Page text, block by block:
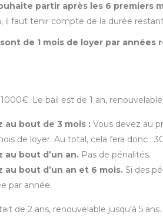
partir après les 6 premiers
il faut tenir compte de la durée
de 1 mois de loyer par
Le bail est de 1 an, renouvelable
au bout de 3 mois : Vous devez au
de loyer. Au total, cela fera donc :
au bout d’un an. Pas de pénalités.
au bout d’un an et 6 mois. Si des
par année.
de 2 ans, renouvelable jusqu’à 5 ans.